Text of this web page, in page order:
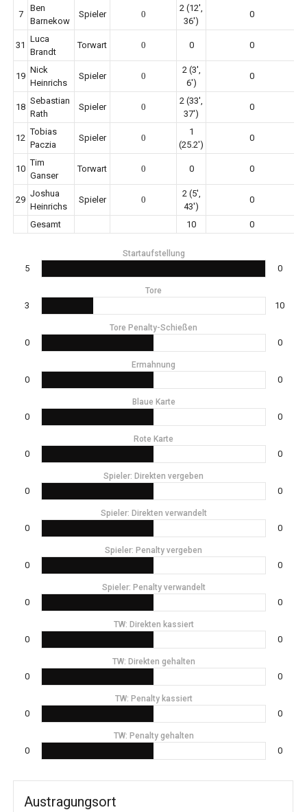
7
Ben
Barnekow
Spieler 0
2 (12',
36')
0
31
Luca
Brandt
Torwart 0 0 0
19
Nick
Heinrichs
Spieler 0
2 (3',
6')
0
18
Sebastian
Rath
Spieler 0
2 (33',
37')
0
12
Tobias
Paczia
Spieler 0
1
(25.2')
0
10
Tim
Ganser
Torwart 0 0 0
29
Joshua
Heinrichs
Spieler 0
2 (5',
43')
0
Gesamt 10 0
Startaufstellung
5 0
Tore
3 10
Tore Penalty-Schießen
0 0
Ermahnung
0 0
Blaue Karte
0 0
Rote Karte
0 0
Spieler: Direkten vergeben
0 0
Spieler: Direkten verwandelt
0 0
Spieler: Penalty vergeben
0 0
Spieler: Penalty verwandelt
0 0
TW: Direkten kassiert
0 0
TW: Direkten gehalten
0 0
TW: Penalty kassiert
0 0
TW: Penalty gehalten
0 0
Austragungsort